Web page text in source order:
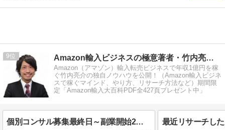
9 Amazon輸入ビジネスの極意著者・竹内亮介ブログ
Amazon（アマゾン）輸入転売ビジネスで年収1億円を稼
ぐ竹内亮介の独自ノウハウを公開！（Amazon輸入ビジネ
スで稼ぐマインド、やり方、リサーチ方法など）期間限
定「Amazon輸入大百科PDF全427頁プレゼント中」
個別コンサル募集最終日～副業開始2年で月利600万円達成生徒〜